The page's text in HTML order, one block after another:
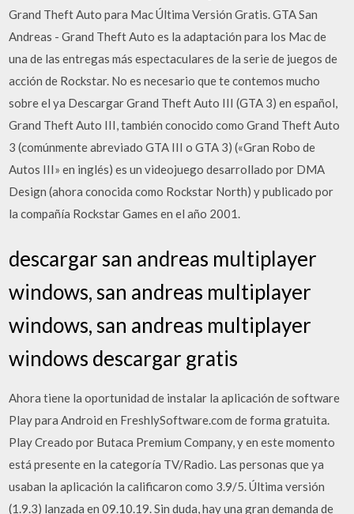
Grand Theft Auto para Mac Última Versión Gratis. GTA San
Andreas - Grand Theft Auto es la adaptación para los Mac de
una de las entregas más espectaculares de la serie de juegos de
acción de Rockstar. No es necesario que te contemos mucho
sobre el ya Descargar Grand Theft Auto III (GTA 3) en español,
Grand Theft Auto III, también conocido como Grand Theft Auto
3 (comúnmente abreviado GTA III o GTA 3) («Gran Robo de
Autos III» en inglés) es un videojuego desarrollado por DMA
Design (ahora conocida como Rockstar North) y publicado por
la compañía Rockstar Games en el año 2001.
descargar san andreas multiplayer
windows, san andreas multiplayer
windows, san andreas multiplayer
windows descargar gratis
Ahora tiene la oportunidad de instalar la aplicación de software
Play para Android en FreshlySoftware.com de forma gratuita.
Play Creado por Butaca Premium Company, y en este momento
está presente en la categoría TV/Radio. Las personas que ya
usaban la aplicación la calificaron como 3.9/5. Última versión
(1.9.3) lanzada en 09.10.19. Sin duda, hay una gran demanda de